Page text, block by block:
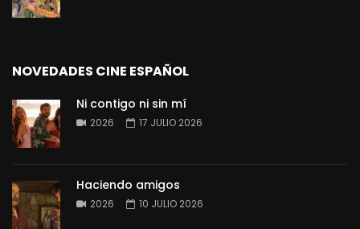
NOVEDADES CINE ESPAÑOL
Ni contigo ni sin mí
2026 17 JULIO 2026
Haciendo amigos
2026 10 JULIO 2026